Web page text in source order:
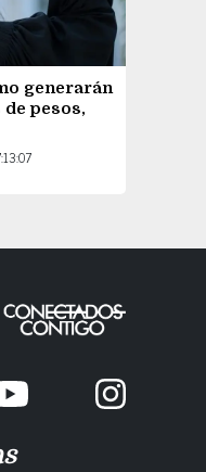
generarán
pesos,